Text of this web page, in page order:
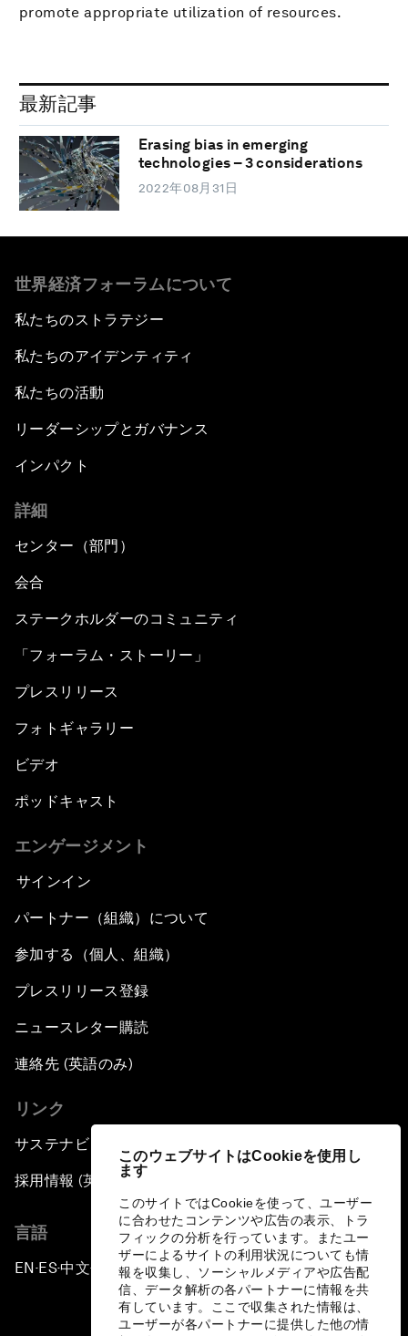
このウェブサイトはCookieを使用し
ます
このサイトではCookieを使って、ユーザー
に合わせたコンテンツや広告の表示、トラ
フィックの分析を行っています。またユー
ザーによるサイトの利用状況についても情
報を収集し、ソーシャルメディアや広告配
信、データ解析の各パートナーに情報を共
有しています。ここで収集された情報は、
ユーザーが各パートナーに提供した他の情
promote appropriate utilization of resources.
最新記事
Erasing bias in emerging
technologies – 3 considerations
2022年08月31日
世界経済フォーラムについて
私たちのストラテジー
私たちのアイデンティティ
私たちの活動
リーダーシップとガバナンス
インパクト
詳細
センター（部門）
会合
ステークホルダーのコミュニティ
「フォーラム・ストーリー」
プレスリリース
フォトギャラリー
ビデオ
ポッドキャスト
エンゲージメント
サインイン
パートナー（組織）について
参加する（個人、組織）
プレスリリース登録
ニュースレター購読
連絡先 (英語のみ)
リンク
サステナビリティへの取り組み
採用情報 (英語のみ)
言語
EN ▪ES▪中文▪ 日本語